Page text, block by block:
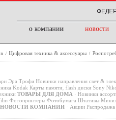
о компании новости
/ Цифровая техника & аксессуары /
Эра Трофи Новинки направления свет &
Kodak Карты памяти, flash диски Sony
ТОВАРЫ ДЛЯ ДОМА · Новинки
Фотопринтеры Фотобумага Штативы
НОВОСТИ КОМПАНИИ · Акции Распродажа